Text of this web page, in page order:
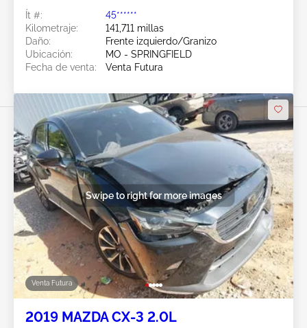
Ít #:
45******
Kilometraje:
141,711 millas
Daño:
Frente izquierdo/Granizo
Ubicación:
MO - SPRINGFIELD
Fecha de venta:
Venta Futura
Venta Futura
Swipe to right for more images
2019 MAZDA CX-3 2.0L